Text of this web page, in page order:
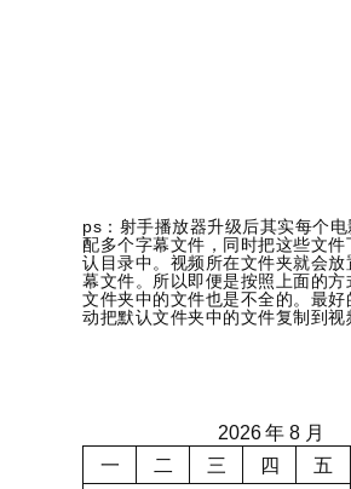
ps：射手播放器升级后其实每个
配多个字幕文件，同时把这些文件
认目录中。视频所在文件夹就会放
幕文件。所以即便是按照上面的方
文件夹中的文件也是不全的。最好
动把默认文件夹中的文件复制到视
2026 年 8 月
一
二 三 四 五